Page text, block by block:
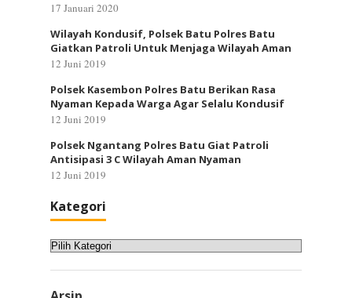
17 Januari 2020
Wilayah Kondusif, Polsek Batu Polres Batu
Giatkan Patroli Untuk Menjaga Wilayah Aman
12 Juni 2019
Polsek Kasembon Polres Batu Berikan Rasa
Nyaman Kepada Warga Agar Selalu Kondusif
12 Juni 2019
Polsek Ngantang Polres Batu Giat Patroli
Antisipasi 3 C Wilayah Aman Nyaman
12 Juni 2019
Kategori
Kategori